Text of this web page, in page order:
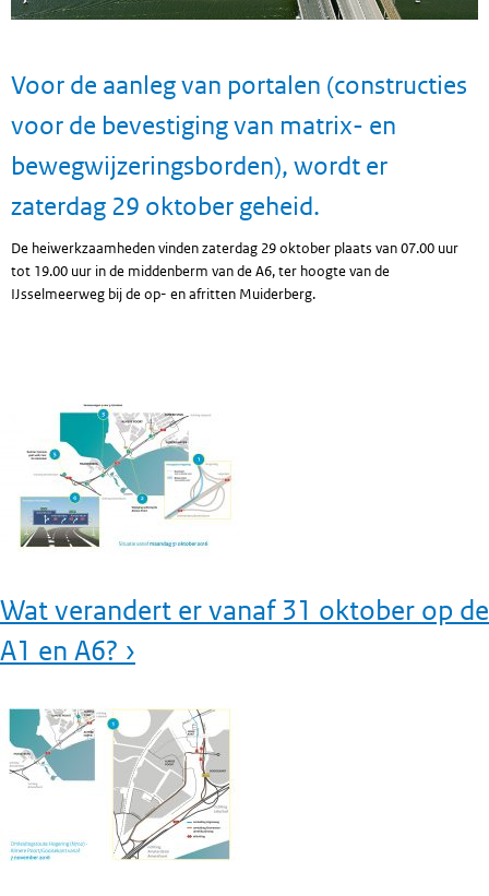
Voor de aanleg van portalen (constructies
voor de bevestiging van matrix- en
bewegwijzeringsborden), wordt er
zaterdag 29 oktober geheid.
De heiwerkzaamheden vinden zaterdag 29 oktober plaats van 07.00 uur
tot 19.00 uur in de middenberm van de A6, ter hoogte van de
IJsselmeerweg bij de op- en afritten Muiderberg.
Wat verandert er vanaf 31 oktober op de
A1 en A6? ›